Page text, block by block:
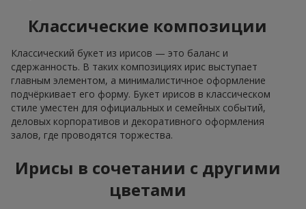
Классические композиции
Классический букет из ирисов — это баланс и
сдержанность. В таких композициях ирис выступает
главным элементом, а минималистичное оформление
подчёркивает его форму. Букет ирисов в классическом
стиле уместен для официальных и семейных событий,
деловых корпоративов и декоративного оформления
залов, где проводятся торжества.
Ирисы в сочетании с другими
цветами